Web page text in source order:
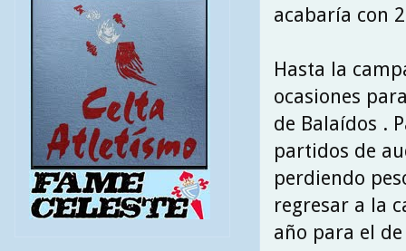
acabaría con
Hasta la
ocasiones
de Balaídos .
partidos de
perdiendo
regresar a la
año para el